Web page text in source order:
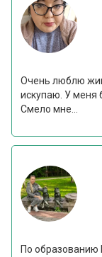
Очень люблю
искупаю. У меня
Смело мне...
По образованию